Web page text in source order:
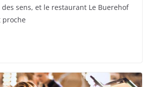
sens, et le restaurant Le Buerehof
proche